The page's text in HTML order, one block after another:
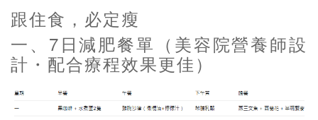
跟住食，必定瘦
一、7日減肥餐單（美容院營養師設
計・配合療程效果更佳）